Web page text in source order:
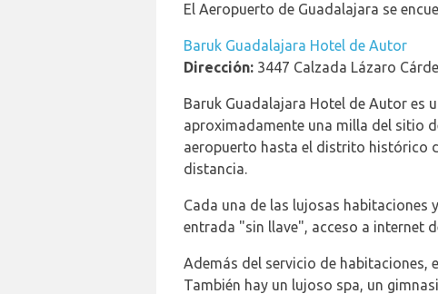
El Aeropuerto de Guadalajara se
Baruk Guadalajara Hotel de Autor
Dirección: 3447 Calzada Lázaro
Baruk Guadalajara Hotel de Autor es
aproximadamente una milla del sitio
aeropuerto hasta el distrito histórico
distancia.
Cada una de las lujosas habitaciones
entrada "sin llave", acceso a internet
Además del servicio de habitaciones,
También hay un lujoso spa, un